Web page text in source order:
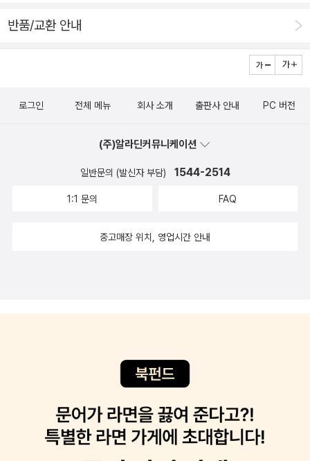
반품/교환 안내
로그인 전체 메뉴 회사 소개 출판사 안내 PC 버전
(주)알라딘커뮤니케이션
일반문의 (발신자 부담) 1544-2514
1:1 문의 FAQ
중고매장 위치, 영업시간 안내